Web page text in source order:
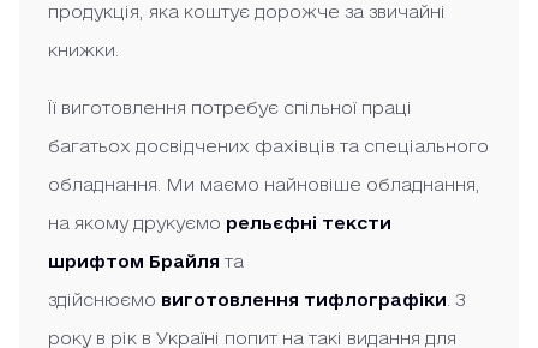
продукція, яка коштує дорожче за звичайні
книжки.
Її виготовлення потребує спільної праці
багатьох досвідчених фахівців та спеціального
обладнання. Ми маємо найновіше обладнання,
на якому друкуємо рельєфні тексти
шрифтом Брайля та
здійснюємо виготовлення тифлографіки . З
року в рік в Україні попит на такі видання для